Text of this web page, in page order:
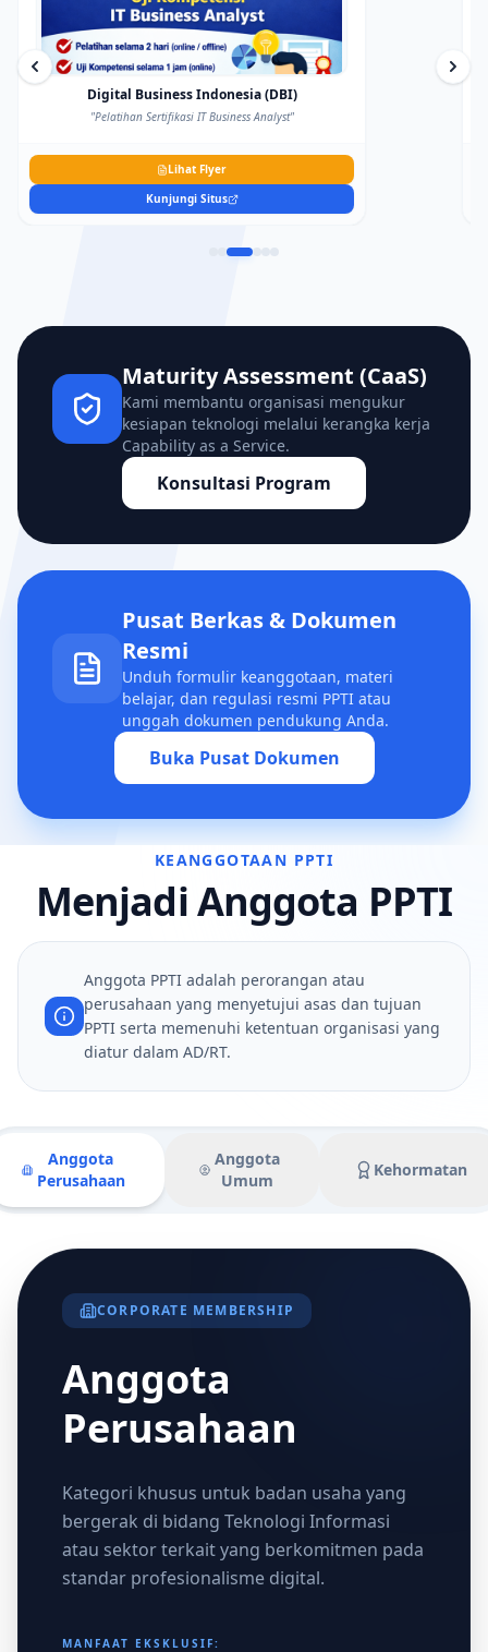
Digital Business Indonesia (DBI)
"Pelatihan Sertifikasi IT Business Analyst"
Lihat Flyer
Kunjungi Situs
Maturity Assessment (CaaS)
Kami membantu organisasi mengukur
kesiapan teknologi melalui kerangka kerja
Capability as a Service.
Konsultasi Program
Pusat Berkas & Dokumen
Resmi
Unduh formulir keanggotaan, materi
belajar, dan regulasi resmi PPTI atau
unggah dokumen pendukung Anda.
Buka Pusat Dokumen
KEANGGOTAAN PPTI
Menjadi Anggota PPTI
Anggota PPTI adalah perorangan atau
perusahaan yang menyetujui asas dan tujuan
PPTI serta memenuhi ketentuan organisasi yang
diatur dalam AD/RT.
Anggota
Perusahaan
Anggota
Umum
Kehormatan
CORPORATE MEMBERSHIP
Anggota
Perusahaan
Kategori khusus untuk badan usaha yang
bergerak di bidang Teknologi Informasi
atau sektor terkait yang berkomitmen pada
standar profesionalisme digital.
MANFAAT EKSKLUSIF: